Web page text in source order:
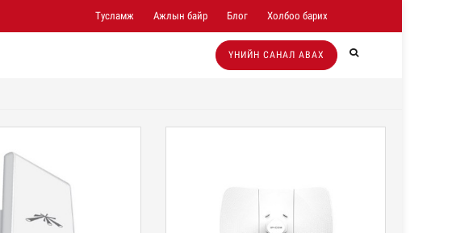
Тусламж Ажлын байр Блог Холбоо барих
ҮНИЙН САНАЛ АВАХ